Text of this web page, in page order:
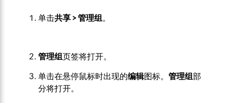
单击共享 > 管理组。
管理组页签将打开。
单击在悬停鼠标时出现的编辑图标。 管理组部
分将打开。